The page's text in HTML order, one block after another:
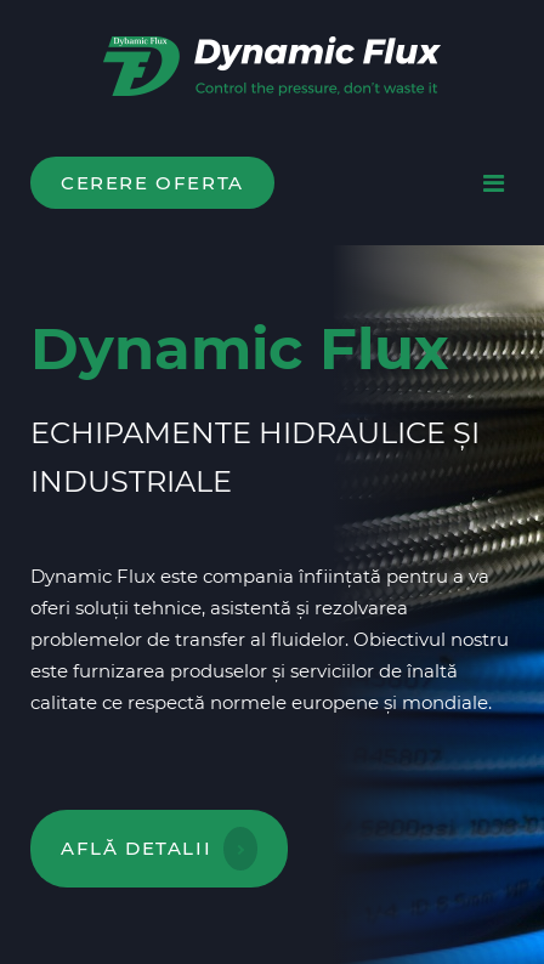
CERERE OFERTA
Dynamic Flux
ECHIPAMENTE HIDRAULICE ȘI
INDUSTRIALE
Dynamic Flux este compania înființată pentru a va
oferi soluții tehnice, asistentă și rezolvarea
problemelor de transfer al fluidelor. Obiectivul nostru
este furnizarea produselor și serviciilor de înaltă
calitate ce respectă normele europene și mondiale.
AFLĂ DETALII